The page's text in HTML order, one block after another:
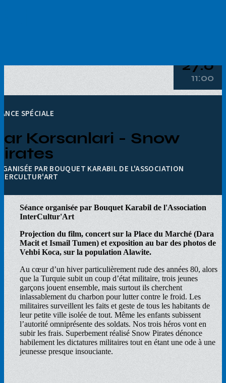
27.6
11:00
SPÉCIALE
Korsanlari - Snow
PAR BOUQUET KARABIL DE L'ASSOCIATION
Séance organisée par Bouquet Karabil de l'Association
InterCultur'Art
Projection du film, concert sur la Place du Marché (Dara
Macit et Ismail Tumen) et exposition au bar des photos de
Vehbi Koca, sur la population Alawite.
Au cœur d’un hiver particulièrement rude des années 80, alors
que la Turquie subit un coup d’état militaire, trois jeunes
garçons jouent ensemble, mais surtout ils cherchent
inlassablement du charbon pour lutter contre le froid. Les
militaires surveillent les faits et geste de tous les habitants de
leur petite ville isolée de tout. Même les enfants subissent
l’autorité omniprésente des soldats. Nos trois héros vont en
subir les frais. Superbement réalisé Snow Pirates dénonce
habilement les dictatures militaires tout en étant une ode à une
jeunesse presque insouciante.